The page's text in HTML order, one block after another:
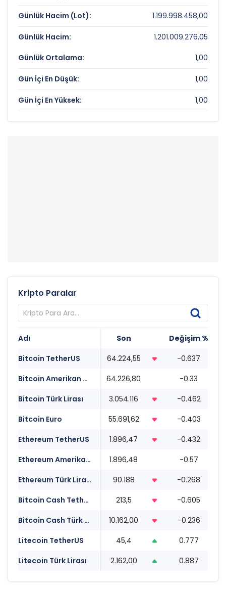
Günlük Hacim (Lot): 1.199.998.458,00
Günlük Hacim: 1.201.009.276,05
Günlük Ortalama: 1,00
Gün İçi En Düşük: 1,00
Gün İçi En Yüksek: 1,00
Kripto Paralar
Adı Son Değişim %
Bitcoin TetherUS
64.224,55 -0.637
Bitcoin Amerikan Doları
64.226,80 -0.33
Bitcoin Türk Lirası
3.054.116 -0.462
Bitcoin Euro
55.691,62 -0.403
Ethereum TetherUS
1.896,47 -0.432
Ethereum Amerikan Doları
1.896,48 -0.57
Ethereum Türk Lirası
90.188 -0.268
Bitcoin Cash TetherUS
213,5 -0.605
Bitcoin Cash Türk Lirası
10.162,00 -0.236
Litecoin TetherUS
45,4 0.777
Litecoin Türk Lirası
2.162,00 0.887